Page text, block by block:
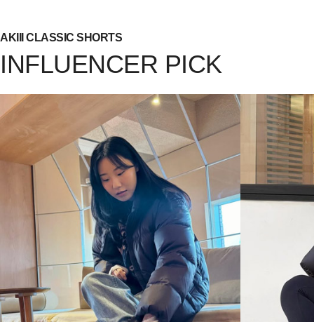
AKIII CLASSIC SHORTS
INFLUENCER PICK